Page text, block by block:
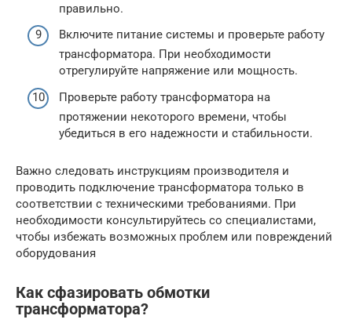
правильно.
Включите питание системы и проверьте работу
трансформатора. При необходимости
отрегулируйте напряжение или мощность.
Проверьте работу трансформатора на
протяжении некоторого времени, чтобы
убедиться в его надежности и стабильности.
Важно следовать инструкциям производителя и
проводить подключение трансформатора только в
соответствии с техническими требованиями. При
необходимости консультируйтесь со специалистами,
чтобы избежать возможных проблем или повреждений
оборудования
Как сфазировать обмотки
трансформатора?